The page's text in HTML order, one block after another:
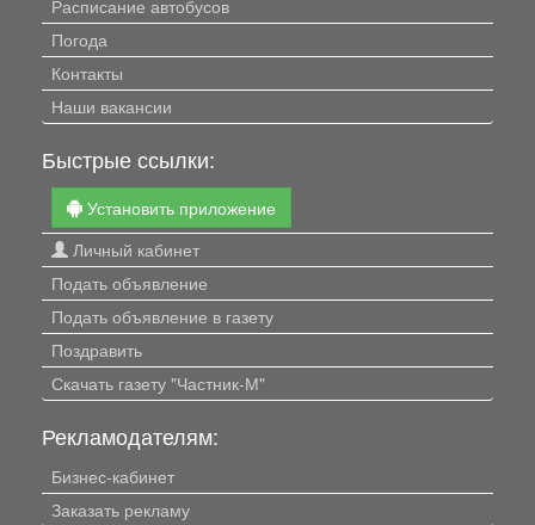
Расписание автобусов
Погода
Контакты
Наши вакансии
Быстрые ссылки:
Установить приложение
Личный кабинет
Подать объявление
Подать объявление в газету
Поздравить
Скачать газету "Частник-М"
Рекламодателям:
Бизнес-кабинет
Заказать рекламу